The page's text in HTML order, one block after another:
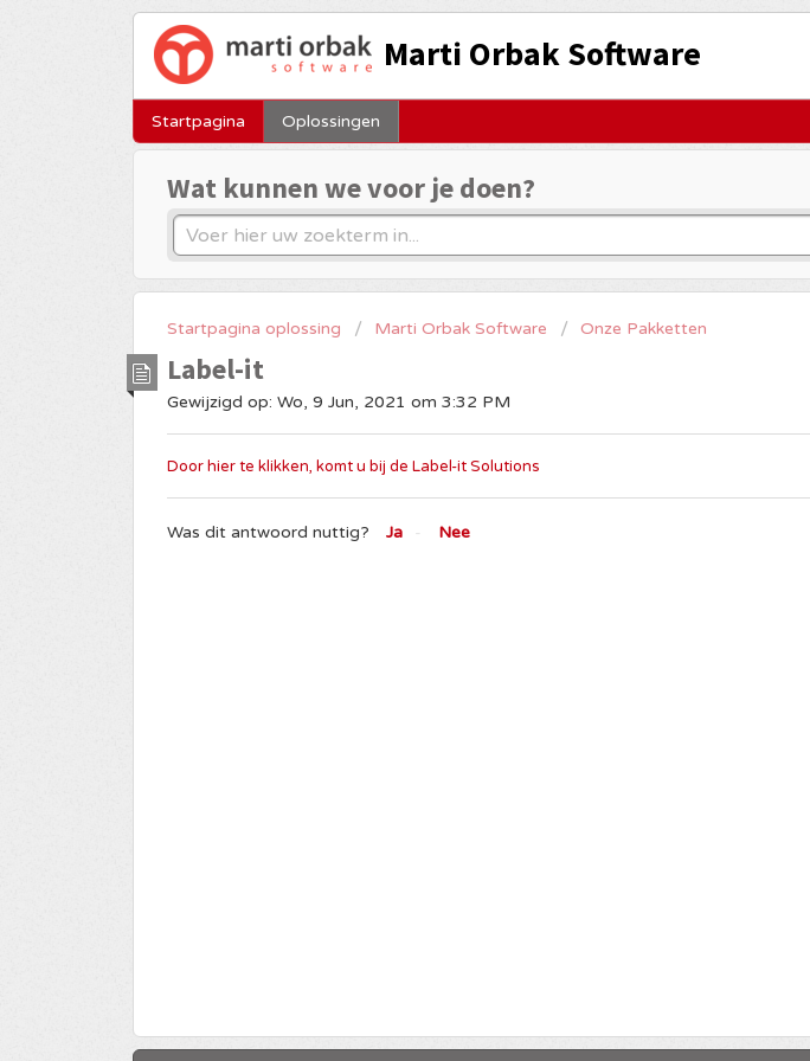
Marti Orbak Software
Startpagina Oplossingen
Wat kunnen we voor je doen?
Startpagina oplossing Marti Orbak Software Onze Pakketten
Label-it
Gewijzigd op: Wo, 9 Jun, 2021 om 3:32 PM
Door hier te klikken, komt u bij de Label-it Solutions
Was dit antwoord nuttig? Ja Nee